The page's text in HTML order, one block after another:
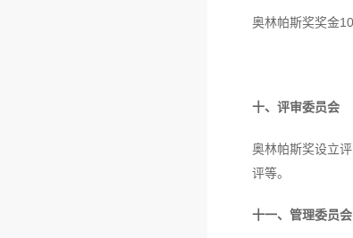
奥林帕斯奖奖金
十、评审委员会
奥林帕斯奖设立
评等。
十一、管理委员会